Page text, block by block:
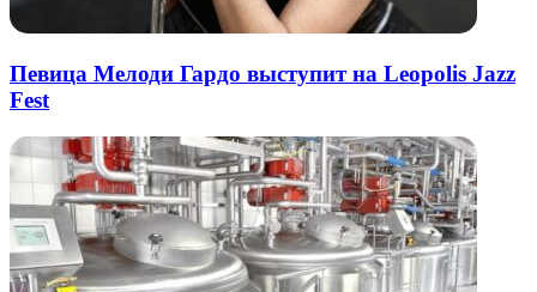
Певица Мелоди Гардо выступит на Leopolis Jazz
Fest